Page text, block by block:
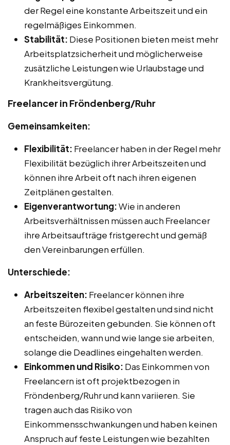
der Regel eine konstante Arbeitszeit und ein
regelmäßiges Einkommen.
Stabilität: Diese Positionen bieten meist mehr
Arbeitsplatzsicherheit und möglicherweise
zusätzliche Leistungen wie Urlaubstage und
Krankheitsvergütung.
Freelancer in Fröndenberg/Ruhr
Gemeinsamkeiten:
Flexibilität: Freelancer haben in der Regel mehr
Flexibilität bezüglich ihrer Arbeitszeiten und
können ihre Arbeit oft nach ihren eigenen
Zeitplänen gestalten.
Eigenverantwortung:Wie in anderen
Arbeitsverhältnissen müssen auch Freelancer
ihre Arbeitsaufträge fristgerecht und gemäß
den Vereinbarungen erfüllen.
Unterschiede:
Arbeitszeiten: Freelancer können ihre
Arbeitszeiten flexibel gestalten und sind nicht
an feste Bürozeiten gebunden. Sie können oft
entscheiden, wann und wie lange sie arbeiten,
solange die Deadlines eingehalten werden.
Einkommen und Risiko: Das Einkommen von
Freelancern ist oft projektbezogen in
Fröndenberg/Ruhr und kann variieren. Sie
tragen auch das Risiko von
Einkommensschwankungen und haben keinen
Anspruch auf feste Leistungen wie bezahlten